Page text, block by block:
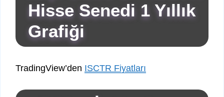
Hisse Senedi 1 Yıllık
Grafiği
TradingView’den ISCTR Fiyatları